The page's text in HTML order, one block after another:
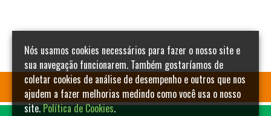
Nós usamos cookies necessários para fazer o nosso site e
sua navegação funcionarem. Também gostaríamos de
coletar cookies de análise de desempenho e outros que nos
ajudem a fazer melhorias medindo como você usa o nosso
site.Política de Cookies.